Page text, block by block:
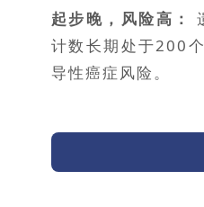
起步晚，风险高：
计数长期处于200
导性癌症风险。